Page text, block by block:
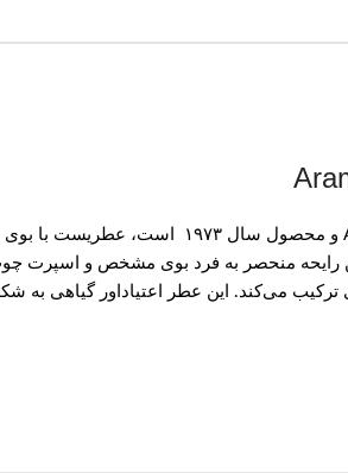
رایحه منحصر به فرد بوی مشخص و اسپرت
ترکیب می‌کند. این عطر اعتیاداور گیاهی